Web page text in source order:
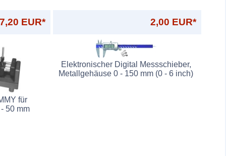
EUR* 2,00 EUR*
für
50 mm
Elektronischer Digital Messschieber,
Metallgehäuse 0 - 150 mm (0 - 6 inch)